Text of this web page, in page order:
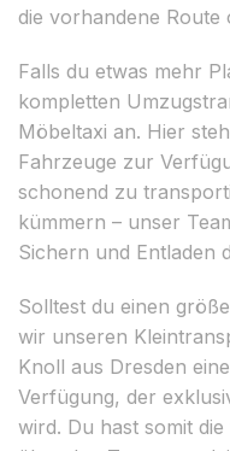
die vorhandene Route
Falls du etwas mehr
kompletten
Möbeltaxi an. Hier
Fahrzeuge zur
schonend zu
kümmern – unser
Sichern und Entladen
Solltest du einen
wir unseren
Knoll aus Dresden
Verfügung, der
wird. Du hast somit